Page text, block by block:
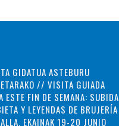
GIDATUA ASTEBURU
// VISITA GUIADA
ESTE FIN DE SEMANA: SUBIDA
Y LEYENDAS DE BRUJERÍA
EKAINAK 19-20 JUNIO